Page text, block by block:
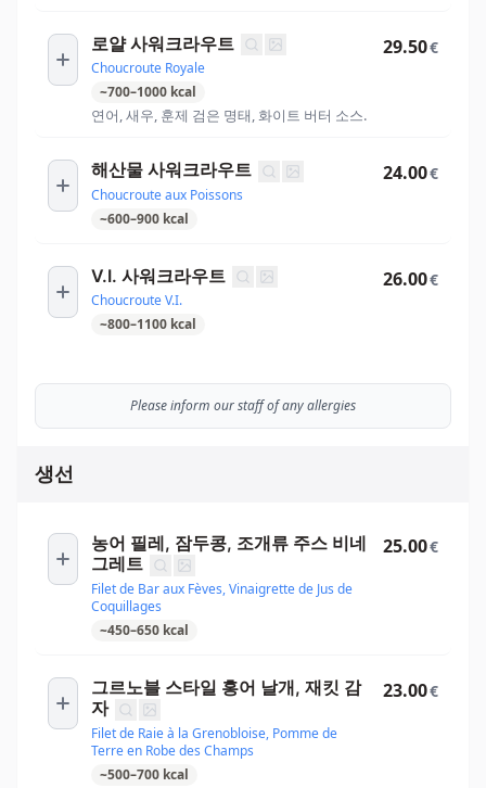
로얄 사워크라우트
Choucroute Royale
~700–1000 kcal
연어, 새우, 훈제 검은 명태, 화이트 버터 소스.
29.50€
해산물 사워크라우트
Choucroute aux Poissons
~600–900 kcal
24.00€
V.I. 사워크라우트
Choucroute V.I.
~800–1100 kcal
26.00€
Please inform our staff of any allergies
생선
농어 필레, 잠두콩, 조개류 주스 비네
그레트
Filet de Bar aux Fèves, Vinaigrette de Jus de
Coquillages
~450–650 kcal
25.00€
그르노블 스타일 홍어 날개, 재킷 감
자
Filet de Raie à la Grenobloise, Pomme de
Terre en Robe des Champs
~500–700 kcal
23.00€